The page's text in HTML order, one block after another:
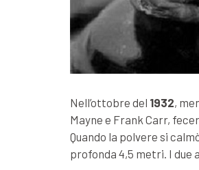
Nell’ottobre del 1932,
Mayne e Frank Carr,
Quando la polvere si
profonda 4,5 metri. I due